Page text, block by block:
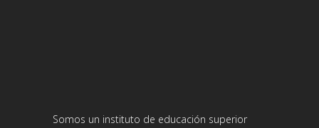
Somos un instituto de educación superior